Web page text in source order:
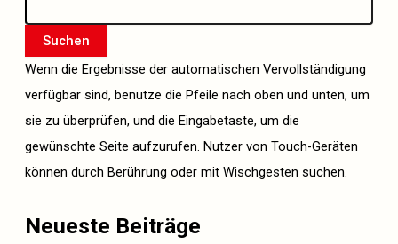
Suchen
Wenn die Ergebnisse der automatischen Vervollständigung
verfügbar sind, benutze die Pfeile nach oben und unten, um
sie zu überprüfen, und die Eingabetaste, um die
gewünschte Seite aufzurufen. Nutzer von Touch-Geräten
können durch Berührung oder mit Wischgesten suchen.
Neueste Beiträge